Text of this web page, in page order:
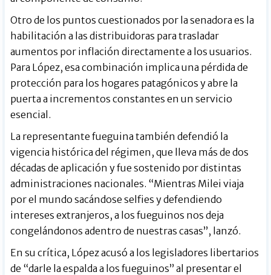
Otro de los puntos cuestionados por la senadora es la
habilitación a las distribuidoras para trasladar
aumentos por inflación directamente a los usuarios.
Para López, esa combinación implica una pérdida de
protección para los hogares patagónicos y abre la
puerta a incrementos constantes en un servicio
esencial.
La representante fueguina también defendió la
vigencia histórica del régimen, que lleva más de dos
décadas de aplicación y fue sostenido por distintas
administraciones nacionales. “Mientras Milei viaja
por el mundo sacándose selfies y defendiendo
intereses extranjeros, a los fueguinos nos deja
congelándonos adentro de nuestras casas”, lanzó.
En su crítica, López acusó a los legisladores libertarios
de “darle la espalda a los fueguinos” al presentar el